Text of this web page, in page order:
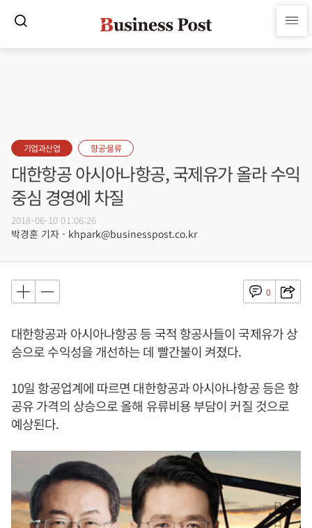
기업과산업 항공·물류
대한항공 아시아나항공, 국제유가 올라 수익
중심 경영에 차질
2018-06-10 01:06:26
박경훈 기자 - khpark@businesspost.co.kr
0
대한항공과 아시아나항공 등 국적 항공사들이 국제유가 상
승으로 수익성을 개선하는 데 빨간불이 켜졌다.
10일 항공업계에 따르면 대한항공과 아시아나항공 등은 항
공유 가격의 상승으로 올해 유류비용 부담이 커질 것으로
예상된다.